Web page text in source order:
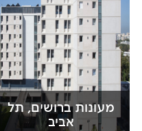
מעונות ברושים, תל
אביב